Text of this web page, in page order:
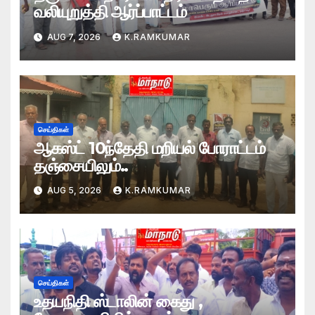
வலியுறுத்தி ஆர்ப்பாட்டம்
AUG 7, 2026 K.RAMKUMAR
செய்திகள்
ஆகஸ்ட் 10ந்தேதி மறியல் போராட்டம்
தஞ்சையிலும்..
AUG 5, 2026 K.RAMKUMAR
செய்திகள்
உதயநிதி ஸ்டாலின் கைது ,